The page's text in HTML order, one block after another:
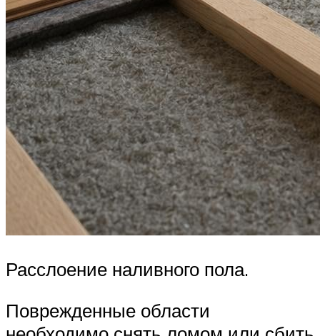
Расслоение наливного пола.
Поврежденные области